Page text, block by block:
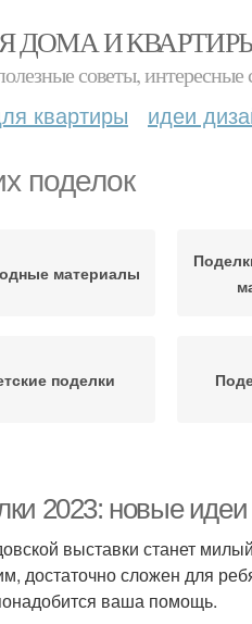
ДОМА И
советы, интересные
квартиры идеи
поделок
материалы
поделки
2023: новые
выставки станет
достаточно сложен для
ваша помощь.